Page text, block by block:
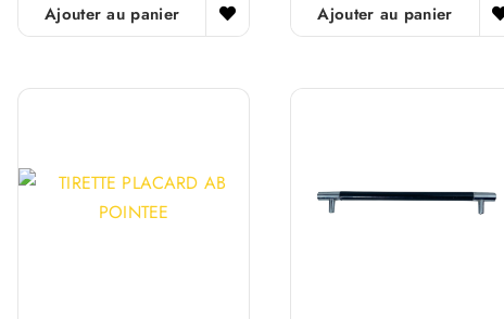
Ajouter au panier Ajouter au panier